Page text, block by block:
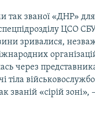
так званої «ДНР» для
ЦСО
зривалися,
через
званій «сірій зоні»,